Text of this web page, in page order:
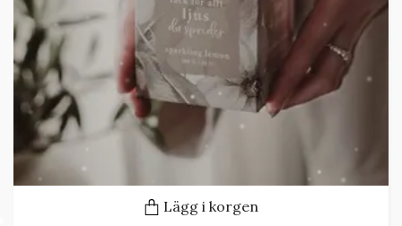
Lägg i korgen